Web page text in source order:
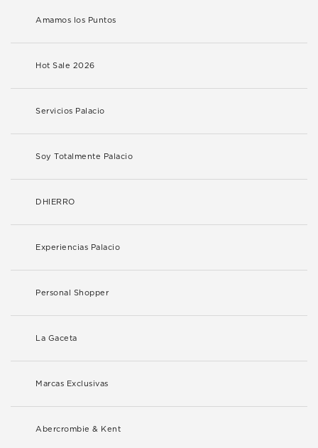
Amamos los Puntos
Hot Sale 2026
Servicios Palacio
Soy Totalmente Palacio
DHIERRO
Experiencias Palacio
Personal Shopper
La Gaceta
Marcas Exclusivas
Abercrombie & Kent